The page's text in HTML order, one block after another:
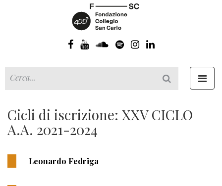
Cicli di iscrizione: XXV CICLO
A.A. 2021-2024
Leonardo Fedriga